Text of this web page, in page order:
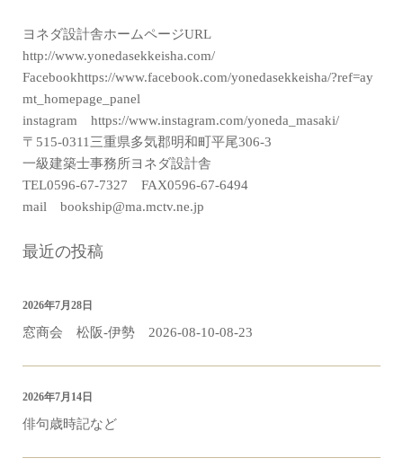
ヨネダ設計舎ホームページURL
http://www.yonedasekkeisha.com/
Facebookhttps://www.facebook.com/yonedasekkeisha/?ref=ay
mt_homepage_panel
instagram https://www.instagram.com/yoneda_masaki/
〒515-0311三重県多気郡明和町平尾306-3
一級建築士事務所ヨネダ設計舎
TEL0596-67-7327 FAX0596-67-6494
mail bookship@ma.mctv.ne.jp
最近の投稿
窓商会 松阪-伊勢 2026-08-10-08-23
2026年7月28日
俳句歳時記など
2026年7月14日